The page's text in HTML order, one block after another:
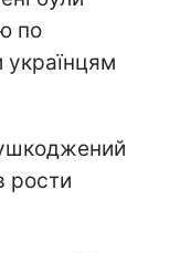
по
українцям
рости